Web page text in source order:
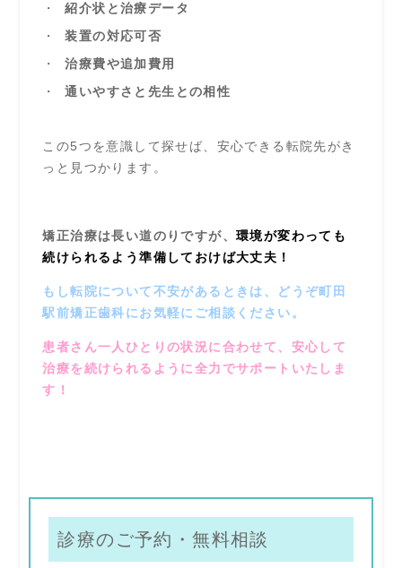
紹介状と治療データ
装置の対応可否
治療費や追加費用
通いやすさと先生との相性
この5つを意識して探せば、安心できる転院先がき
っと見つかります。
矯正治療は長い道のりですが、 環境が変わっても
続けられるよう準備しておけば大丈夫！
もし転院について不安があるときは、どうぞ町田
駅前矯正歯科にお気軽にご相談ください。
患者さん一人ひとりの状況に合わせて、安心して
治療を続けられるように全力でサポートいたしま
す！
診療のご予約・無料相談